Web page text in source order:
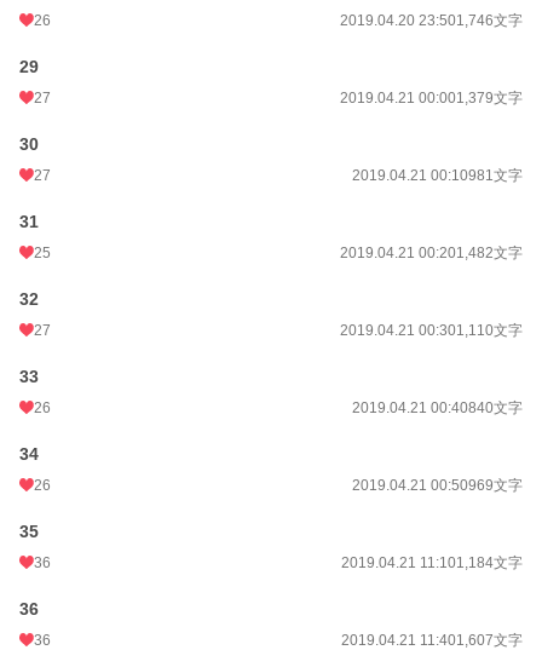
26 2019.04.20 23:501,746文字
29
27 2019.04.21 00:001,379文字
30
27 2019.04.21 00:10981文字
31
25 2019.04.21 00:201,482文字
32
27 2019.04.21 00:301,110文字
33
26 2019.04.21 00:40840文字
34
26 2019.04.21 00:50969文字
35
36 2019.04.21 11:101,184文字
36
36 2019.04.21 11:401,607文字